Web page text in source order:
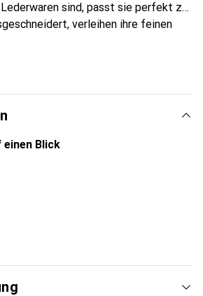
sind, passt sie perfekt zu
verleihen ihre feinen
Ihres Smartphones. International
für eine anspruchsvolle
Blick